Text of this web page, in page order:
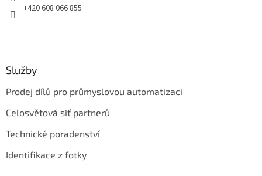
+420 608 066 855
Služby
Prodej dílů pro průmyslovou automatizaci
Celosvětová síť partnerů
Technické poradenství
Identifikace z fotky